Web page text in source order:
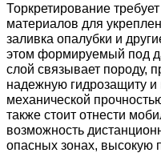
Торкретирование
материалов для
заливка опалубки и
этом формируемый под
слой связывает породу,
надежную гидрозащиту
механической
также стоит отнести
возможность
опасных зонах, высокую